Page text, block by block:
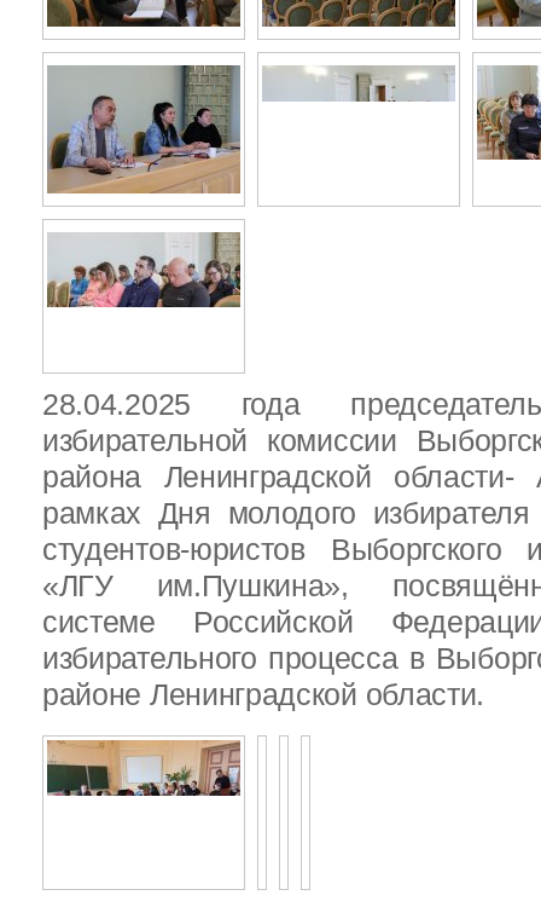
28.04.2025 года
избирательной комиссии
района Ленинградской
рамках Дня молодого
студентов-юристов Выборгского
«ЛГУ им.Пушкина»,
системе Российской
избирательного процесса в
районе Ленинградской области.